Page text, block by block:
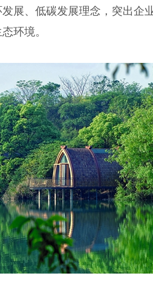
展、低碳发展理念，突出企
环境。